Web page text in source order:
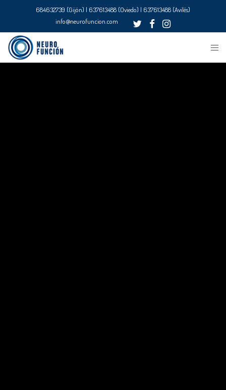
684632739 (Gijón) | 637613488 (Oviedo) | 637613488 (Avilés)
info@neurofuncion.com